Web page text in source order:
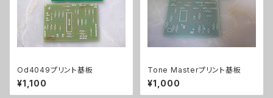
Od4049プリント基板
¥1,100
Tone Masterプリント基板
¥1,000